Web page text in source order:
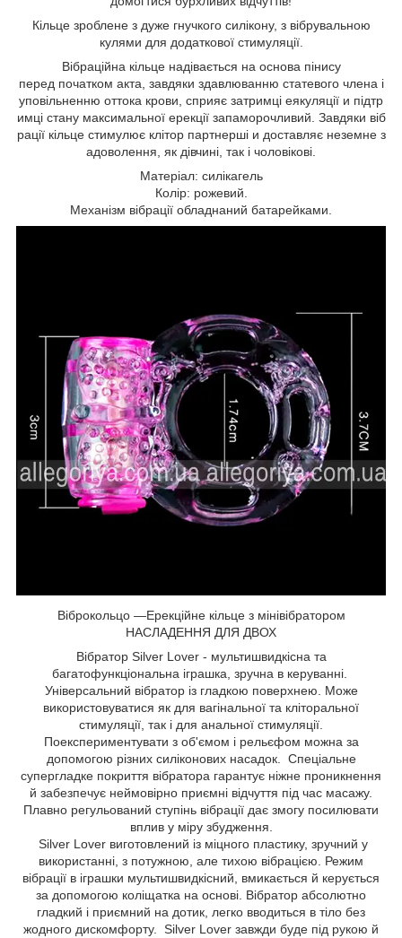
Кільце зроблене з дуже гнучкого силікону, з вібрувальною
кулями для додаткової стимуляції.
Вібраційна кільце надівається на основа пінису
перед початком акта, завдяки здавлюванню статевого члена і
уповільненню оттока крови, сприяє затримці еякуляції и підтр
имці стану максимальної ерекції запаморочливий. Завдяки віб
рації кільце стимулює клітор партнерші и доставляє неземне з
адоволення, як дівчині, так і чоловікові.
Матеріал: силікагель
Колір: рожевий.
Механізм вібрації обладнаний батарейками.
Віброкольцо —Ерекційне кільце з мінівібратором
НАСЛАДЕННЯ ДЛЯ ДВОХ
Вібратор Silver Lover - мультишвидкісна та
багатофункціональна іграшка, зручна в керуванні.
Універсальний вібратор із гладкою поверхнею. Може
використовуватися як для вагінальної та кліторальної
стимуляції, так і для анальної стимуляції.
Поекспериментувати з об'ємом і рельєфом можна за
допомогою різних силіконових насадок. Спеціальне
супергладке покриття вібратора гарантує ніжне проникнення
й забезпечує неймовірно приємні відчуття під час масажу.
Плавно регульований ступінь вібрації дає змогу посилювати
вплив у міру збудження.
Silver Lover виготовлений із міцного пластику, зручний у
використанні, з потужною, але тихою вібрацією. Режим
вібрації в іграшки мультишвидкісний, вмикається й керується
за допомогою коліщатка на основі. Вібратор абсолютно
гладкий і приємний на дотик, легко вводиться в тіло без
жодного дискомфорту. Silver Lover завжди буде під рукою й